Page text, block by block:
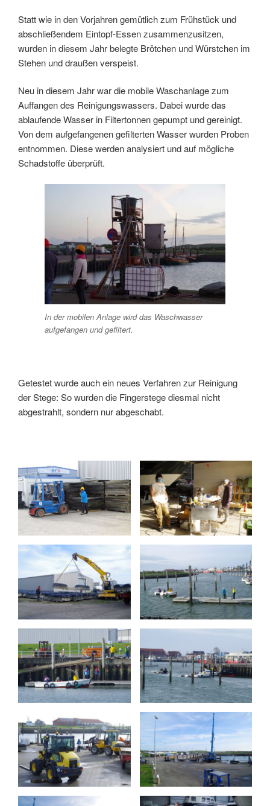
Statt wie in den Vorjahren gemütlich zum Frühstück und
abschließendem Eintopf-Essen zusammenzusitzen,
wurden in diesem Jahr belegte Brötchen und Würstchen im
Stehen und draußen verspeist.
Neu in diesem Jahr war die mobile Waschanlage zum
Auffangen des Reinigungswassers. Dabei wurde das
ablaufende Wasser in Filtertonnen gepumpt und gereinigt.
Von dem aufgefangenen gefilterten Wasser wurden Proben
entnommen. Diese werden analysiert und auf mögliche
Schadstoffe überprüft.
In der mobilen Anlage wird das Waschwasser
aufgefangen und gefiltert.
Getestet wurde auch ein neues Verfahren zur Reinigung
der Stege: So wurden die Fingerstege diesmal nicht
abgestrahlt, sondern nur abgeschabt.